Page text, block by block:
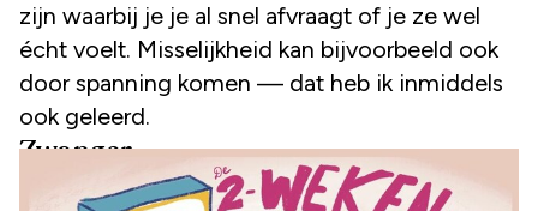
zijn waarbij je je al snel afvraagt of je ze wel
écht voelt. Misselijkheid kan bijvoorbeeld ook
door spanning komen — dat heb ik inmiddels
ook geleerd.
Zwanger